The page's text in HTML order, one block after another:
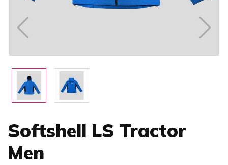
Softshell LS Tractor
Men